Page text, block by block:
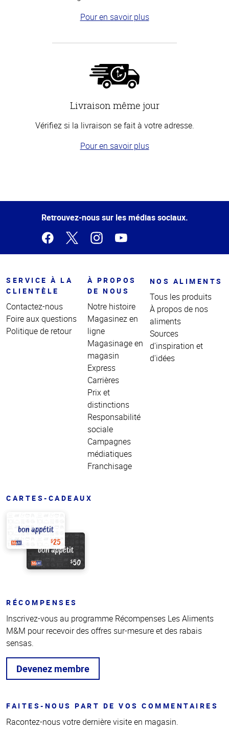
Pour en savoir plus
Livraison même jour
Vérifiez si la livraison se fait à votre adresse.
Pour en savoir plus
de la
Retrouvez-nous sur les médias sociaux.
SERVICE À LA
CLIENTÈLE
Contactez-nous
Foire aux questions
Politique de retour
À PROPOS
DE NOUS
Notre histoire
Magasinez en
ligne
Magasinage en
magasin
Express
Carrières
Prix et
distinctions
Responsabilité
sociale
Campagnes
médiatiques
Franchisage
NOS ALIMENTS
Tous les produits
À propos de nos
aliments
Sources
d'inspiration et
d'idées
CARTES-CADEAUX
RÉCOMPENSES
Inscrivez-vous au programme Récompenses Les Aliments
M&M pour recevoir des offres sur-mesure et des rabais
sensas.
Devenez membre
FAITES-NOUS PART DE VOS COMMENTAIRES
Racontez-nous votre dernière visite en magasin.